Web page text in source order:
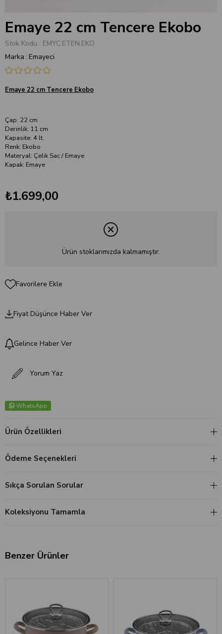
Emaye 22 cm Tencere Ekobo
Stok Kodu
EMYC.ETEN.EKO
Marka : Emayeci
Emaye 22 cm Tencere Ekobo
Çap: 22 cm
Derinlik: 11 cm
Kapasite: 4 lt.
Renk: Ekobo
Materyal: Çelik Sac / Emaye
Kapak: Emaye
₺1.699,00
Ürün stoklarımızda kalmamıştır.
Favorilere Ekle
Fiyat Düşünce Haber Ver
Gelince Haber Ver
Yorum Yaz
WhatsApp
Ürün Özellikleri
Ödeme Seçenekleri
Sıkça Sorulan Sorular
Koleksiyonu Tamamla
Benzer Ürünler